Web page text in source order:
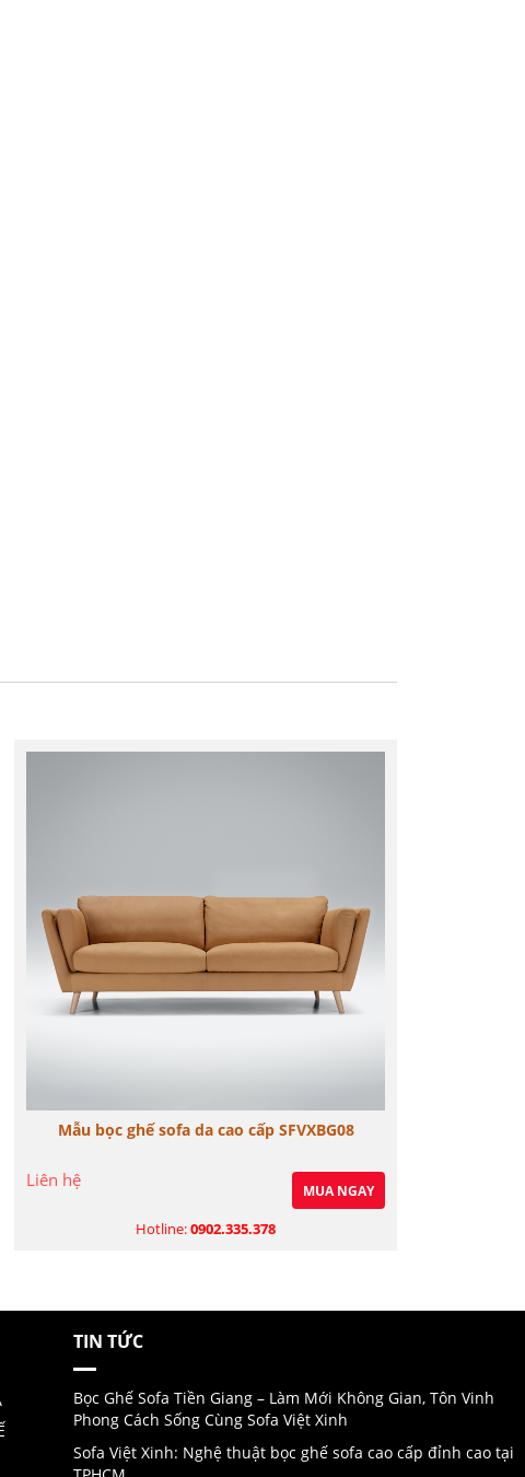
Mẫu bọc ghế sofa da cao cấp SFVXBG08
Liên hệ
MUA NGAY
Hotline:0902.335.378
TIN TỨC
Bọc Ghế Sofa Tiền Giang – Làm Mới Không Gian, Tôn Vinh
Phong Cách Sống Cùng Sofa Việt Xinh
Sofa Việt Xinh: Nghệ thuật bọc ghế sofa cao cấp đỉnh cao tại